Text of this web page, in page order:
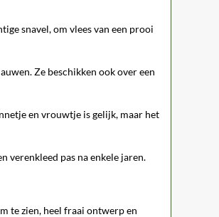
snavel, om vlees van een prooi
Ze beschikken ook over een
en vrouwtje is gelijk, maar het
verenkleed pas na enkele jaren.
te zien, heel fraai ontwerp en